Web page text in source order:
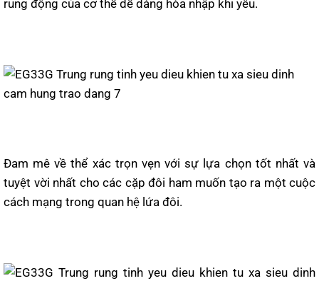
rung động của cơ thể dễ dàng hòa nhập khi yêu.
Đam mê về thể xác trọn vẹn với sự lựa chọn tốt nhất và
tuyệt vời nhất cho các cặp đôi ham muốn tạo ra một cuộc
cách mạng trong quan hệ lứa đôi.